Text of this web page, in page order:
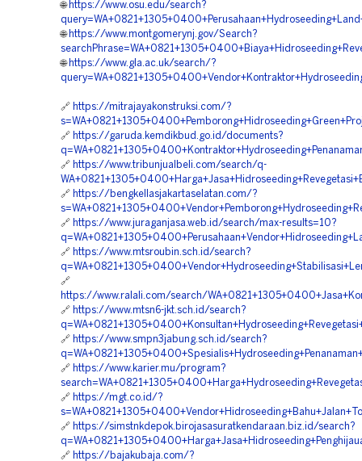
🌐 https://www.osu.edu/search?
🌐 https://www.montgomerynj.gov/Search?
🌐 https://www.gla.ac.uk/search/?
🔗 https://mitrajayakonstruksi.com/?
🔗 https://garuda.kemdikbud.go.id/documents?
🔗 https://www.tribunjualbeli.com/search/q-
🔗 https://bengkellasjakartaselatan.com/?
🔗 https://www.juraganjasa.web.id/search/max-results=10?
🔗 https://www.mtsroubin.sch.id/search?
🔗
https://www.ralali.com/search/
🔗 https://www.mtsn6-jkt.sch.id/search?
🔗 https://www.smpn3jabung.sch.id/search?
🔗 https://www.karier.mu/program?
🔗 https://mgt.co.id/?
🔗 https://simstnkdepok.birojasasuratkendaraan.biz.id/search?
🔗 https://bajakubaja.com/?